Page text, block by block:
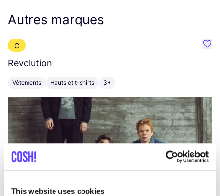
This website uses cookies
Autres marques
C
Revolution
Vêtements Hauts et t-shirts 3+